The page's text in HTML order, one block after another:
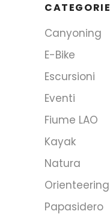
CATEGORIE
Canyoning
E-Bike
Escursioni
Eventi
Fiume LAO
Kayak
Natura
Orienteering
Papasidero